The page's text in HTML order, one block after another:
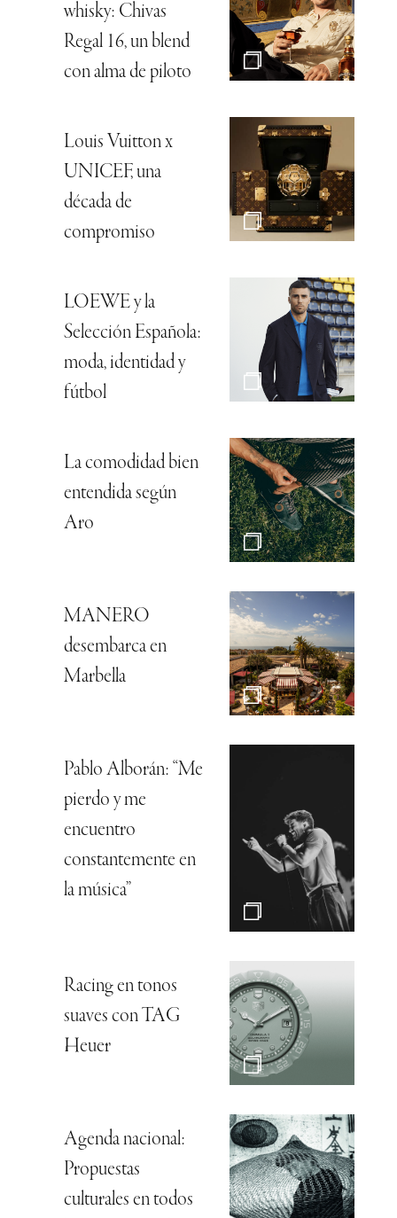
whisky: Chivas
Regal 16, un blend
con alma de piloto
Louis Vuitton x
UNICEF, una
década de
compromiso
LOEWE y la
Selección Española:
moda, identidad y
fútbol
La comodidad bien
entendida según
Aro
MANERO
desembarca en
Marbella
Pablo Alborán: “Me
pierdo y me
encuentro
constantemente en
la música”
Racing en tonos
suaves con TAG
Heuer
Agenda nacional:
Propuestas
culturales en todos